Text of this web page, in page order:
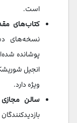
است.
کتاب‌های
نسخه‌های
پوشانده
انجیل
ویژه دارد.
سالن مجازی